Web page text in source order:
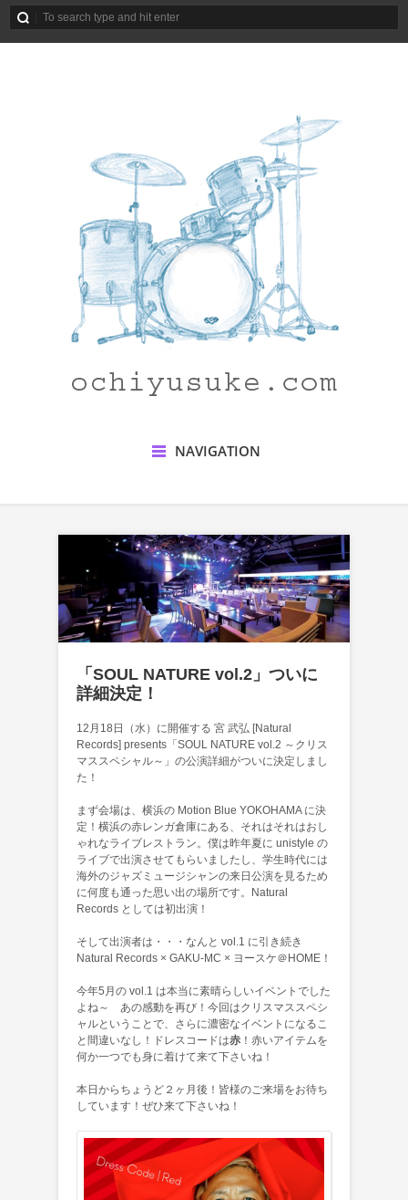
NAVIGATION
「SOUL NATURE vol.2」ついに
詳細決定！
12月18日（水）に開催する 宮 武弘 [Natural
Records] presents「SOUL NATURE vol.2 ～クリス
マススペシャル～」の公演詳細がついに決定しまし
た！
まず会場は、横浜の Motion Blue YOKOHAMA に決
定！横浜の赤レンガ倉庫にある、それはそれはおし
ゃれなライブレストラン。僕は昨年夏に unistyle の
ライブで出演させてもらいましたし、学生時代には
海外のジャズミュージシャンの来日公演を見るため
に何度も通った思い出の場所です。Natural
Records としては初出演！
そして出演者は・・・なんと vol.1 に引き続き
Natural Records × GAKU-MC × ヨースケ＠HOME！
今年5月の vol.1 は本当に素晴らしいイベントでした
よね～ あの感動を再び！今回はクリスマススペシ
ャルということで、さらに濃密なイベントになるこ
と間違いなし！ドレスコードは赤 ！赤いアイテムを
何か一つでも身に着けて来て下さいね！
本日からちょうど２ヶ月後！皆様のご来場をお待ち
しています！ぜひ来て下さいね！